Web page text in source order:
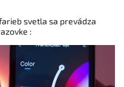
svetla sa prevádza
: